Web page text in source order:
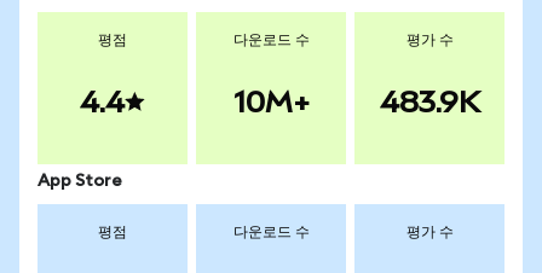
평점
4.4
다운로드 수
10M+
평가 수
483.9K
App Store
평점 다운로드 수 평가 수